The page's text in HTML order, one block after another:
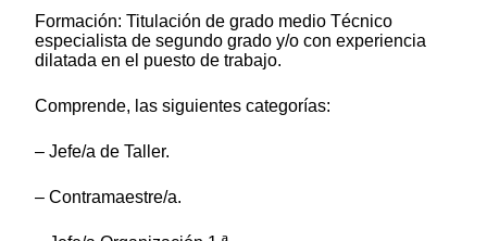
Formación: Titulación de grado medio Técnico
especialista de segundo grado y/o con experiencia
dilatada en el puesto de trabajo.
Comprende, las siguientes categorías:
– Jefe/a de Taller.
– Contramaestre/a.